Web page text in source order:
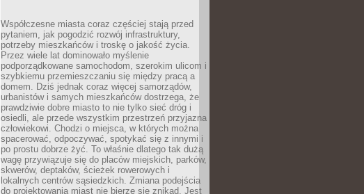
Współczesne miasta coraz częściej stają przed
pytaniem, jak pogodzić rozwój infrastruktury,
potrzeby mieszkańców i troskę o jakość życia.
Przez wiele lat dominowało myślenie
podporządkowane samochodom, szerokim ulicom i
szybkiemu przemieszczaniu się między pracą a
domem. Dziś jednak coraz więcej samorządów,
urbanistów i samych mieszkańców dostrzega, że
prawdziwie dobre miasto to nie tylko sieć dróg i
osiedli, ale przede wszystkim przestrzeń przyjazna
człowiekowi. Chodzi o miejsca, w których można
spacerować, odpoczywać, spotykać się z innymi i
po prostu dobrze żyć. To właśnie dlatego tak dużą
wagę przywiązuje się do placów miejskich, parków,
skwerów, deptaków, ścieżek rowerowych i
lokalnych centrów sąsiedzkich. Zmiana podejścia
do projektowania miast nie bierze się znikąd. Jest